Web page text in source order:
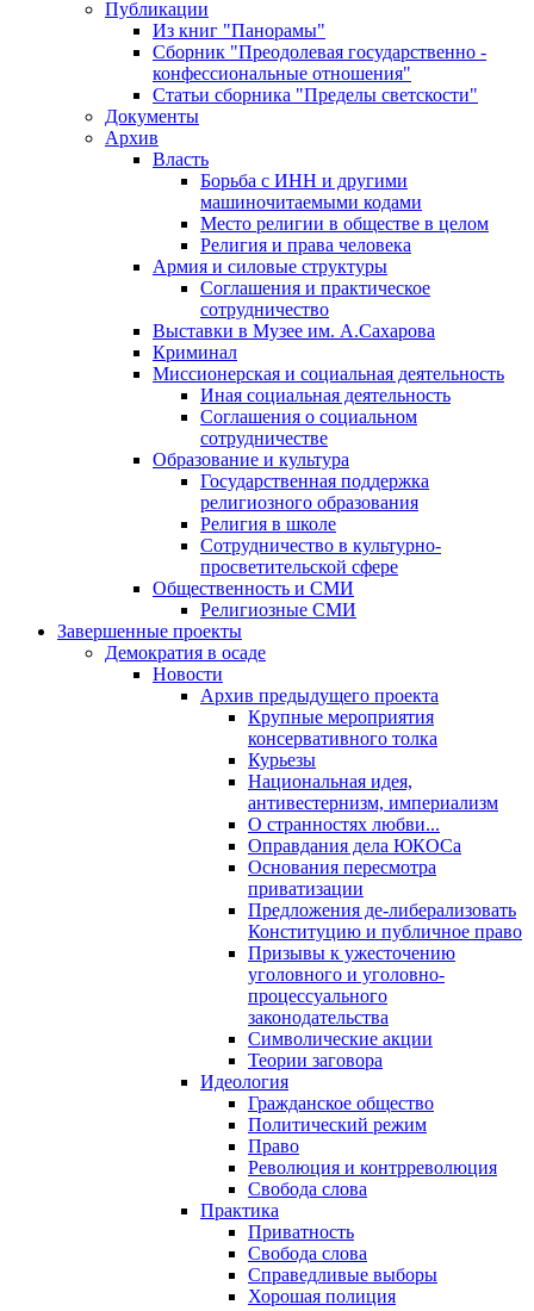
Публикации
Из книг "Панорамы"
Сборник "Преодолевая государственно -
конфессиональные отношения"
Статьи сборника "Пределы светскости"
Документы
Архив
Власть
Борьба с ИНН и другими
машиночитаемыми кодами
Место религии в обществе в целом
Религия и права человека
Армия и силовые структуры
Соглашения и практическое
сотрудничество
Выставки в Музее им. А.Сахарова
Криминал
Миссионерская и социальная деятельность
Иная социальная деятельность
Соглашения о социальном
сотрудничестве
Образование и культура
Государственная поддержка
религиозного образования
Религия в школе
Сотрудничество в культурно-
просветительской сфере
Общественность и СМИ
Религиозные СМИ
Завершенные проекты
Демократия в осаде
Новости
Архив предыдущего проекта
Крупные мероприятия
консервативного толка
Курьезы
Национальная идея,
антивестернизм, империализм
О странностях любви...
Оправдания дела ЮКОСа
Основания пересмотра
приватизации
Предложения де-либерализовать
Конституцию и публичное право
Призывы к ужесточению
уголовного и уголовно-
процессуального
законодательства
Символические акции
Теории заговора
Идеология
Гражданское общество
Политический режим
Право
Революция и контрреволюция
Свобода слова
Практика
Приватность
Свобода слова
Справедливые выборы
Хорошая полиция